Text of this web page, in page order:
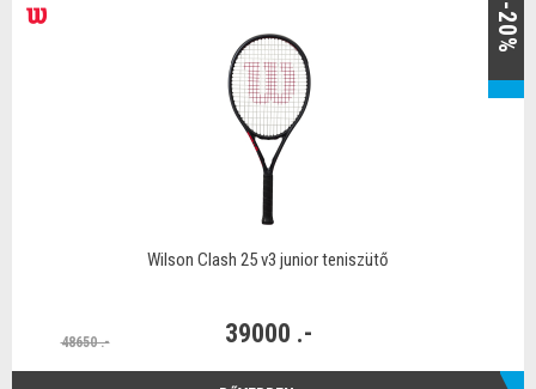
-20%
Wilson Clash 25 v3 junior teniszütő
48650 .- 39000 .-